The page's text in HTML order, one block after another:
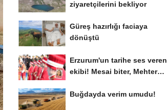
ziyaretçilerini bekliyor
Güreş hazırlığı faciaya
dönüştü
Erzurum'un tarihe ses veren
ekibi! Mesai biter, Mehter
Buğdayda verim umudu!